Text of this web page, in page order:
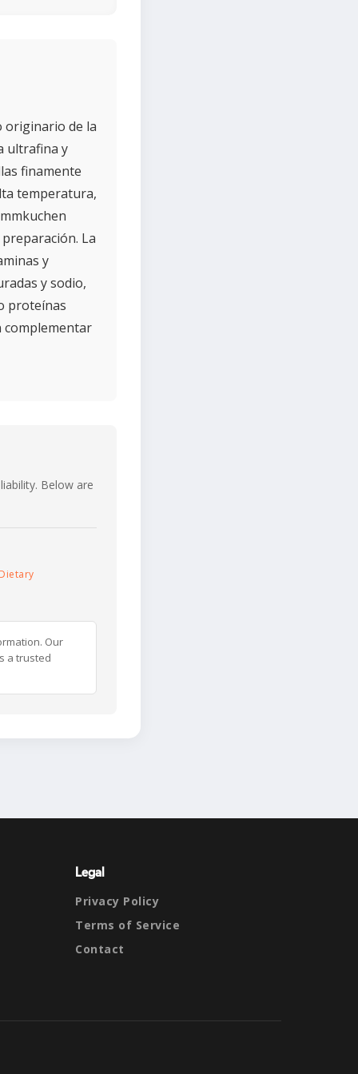
originario de la
ultrafina y
finamente
temperatura,
La
y
y sodio,
proteínas
complementar
Below are
Our
a trusted
Legal
Privacy Policy
Terms of Service
Contact